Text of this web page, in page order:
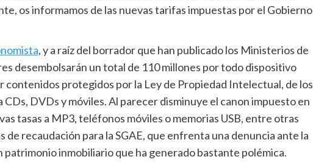
os informamos de las nuevas tarifas impuestas por el Gobierno
, y a raíz del borrador que han publicado los Ministerios de
desembolsarán un total de 110 millones por todo dispositivo
contenidos protegidos por la Ley de Propiedad Intelectual, de los
CDs, DVDs y móviles. Al parecer disminuye el canon impuesto en
tasas a MP3, teléfonos móviles o memorias USB, entre otras
de recaudación para la SGAE, que enfrenta una denuncia ante la
inmobiliario que ha generado bastante polémica.